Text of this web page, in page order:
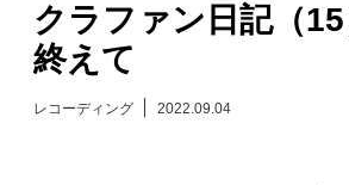
日々のレポート
クラファン日記（
終えて
レコーディング 2022.09.04